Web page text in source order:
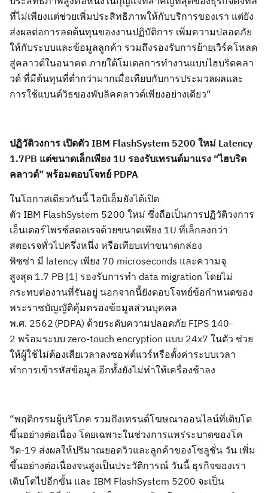
ที่ไม่เพียงแต่ช่วยเพิ่มประสิทธิภาพให้กับบริการของเรา แต่ยัง
ส่งผลต่อการลดต้นทุนของงานปฏิบัติการ เพิ่มความปลอดภัย
ให้กับระบบและข้อมูลลูกค้า รวมถึงรองรับการย้ายเวิร์คโหลด
สู่คลาวด์ในอนาคต ภายใต้โมเดลการทำงานแบบไฮบริดคลา
วด์ ที่มีต้นทุนที่ต่ำกว่ามากเมื่อเทียบกับการประมวลผลและ
การใช้แบนด์วิธของพับลิคคลาวด์เพียงอย่างเดียว“
ปฏิวัติวงการ เปิดตัว IBM FlashSystem 5200 ใหม่ Latency
1.7PB แต่ขนาดเล็กเพียง 1U รองรับเทรนด์มาแรง “ไฮบริด
คลาวด์” พร้อมตอบโจทย์ PDPA
ในโอกาสเดียวกันนี้ ไอบีเอ็มยังได้เปิด
ตัว IBM FlashSystem 5200 ใหม่ ซึ่งถือเป็นการปฏิวัติวงการ
เอ็นเตอร์ไพรซ์สตอเรจด้วยขนาดเพียง 1U ที่เล็กลงกว่า
สตอเรจทั่วไปครึ่งหนึ่ง หรือเทียบเท่าขนาดกล่อง
พิซซ่า มี latency เพียง 70 microseconds และความจุ
สูงสุด 1.7 PB [1] รองรับการทำ data migration โดยไม่
กระทบต่องานที่รันอยู่ นอกจากนี้ยังตอบโจทย์ข้อกำหนดของ
พระราชบัญญัติคุ้มครองข้อมูลส่วนบุคคล
พ.ศ. 2562 (PDPA) ด้วยระดับความปลอดภัย FIPS 140-
2 พร้อมระบบ zero-touch encryption แบบ 24x7 ในตัว ช่วย
ให้ผู้ใช้ไม่ต้องเสียเวลาลงซอฟต์แวร์หรือตั้งค่าระบบเวลา
ทำการเข้ารหัสข้อมูล อีกทั้งยังไม่ทำให้เครื่องช้าลง
“พฤติกรรมผู้บริโภค รวมถึงเทรนด์โฆษณาออนไลน์ที่เติบโต
ขึ้นอย่างต่อเนื่อง โดยเฉพาะในช่วงการแพร่ระบาดของโค
วิด-19 ส่งผลให้ปริมาณยอดวิวและลูกค้าของโซลูชั่น วัน เพิ่ม
ขึ้นอย่างต่อเนื่องจนสูงเป็นประวัติการณ์ วันนี้ ธุรกิจของเรา
เติบโตไปอีกขั้น และ IBM FlashSystem 5200 จะเป็น